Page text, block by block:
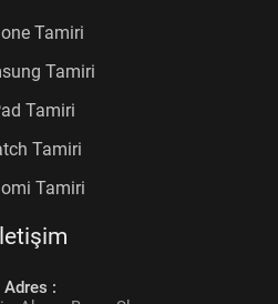
Tamiri
Tamiri
Tamiri
Tamiri
Tamiri
Adres :